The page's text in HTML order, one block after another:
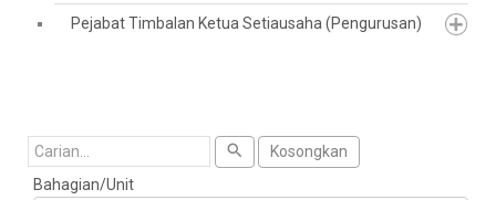
Pejabat Timbalan Ketua Setiausaha (Pengurusan)
Cari
Kosongkan
Bahagian/Unit